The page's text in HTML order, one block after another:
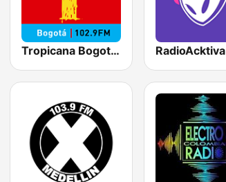
Tropicana Bogotá 102.9 FM